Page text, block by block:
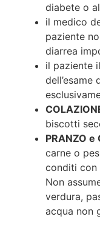
diabete o
il medico
paziente
diarrea
il paziente
dell’esame
biscotti
PRANZO e
carne o
conditi con
Non
verdura,
acqua non